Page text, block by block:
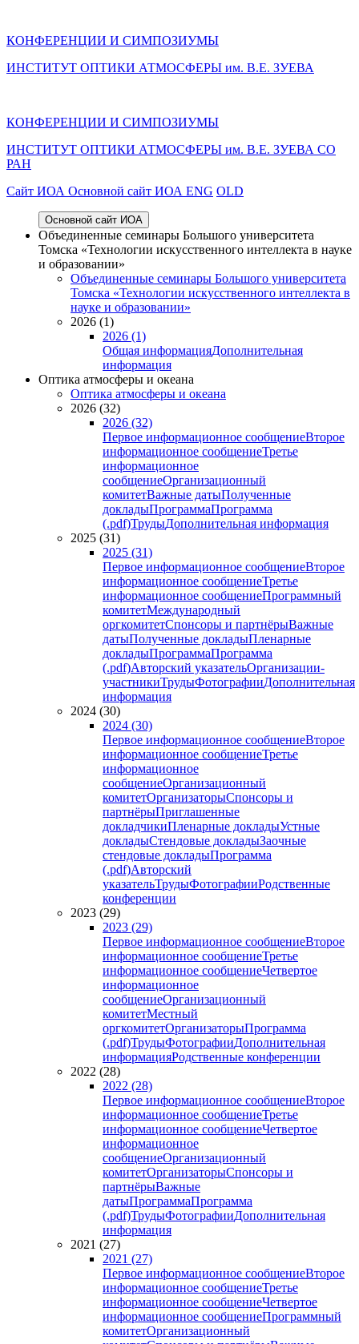
КОНФЕРЕНЦИИ И СИМПОЗИУМЫ
ИНСТИТУТ ОПТИКИ АТМОСФЕРЫ им. В.Е. ЗУЕВА
КОНФЕРЕНЦИИ И СИМПОЗИУМЫ
ИНСТИТУТ ОПТИКИ АТМОСФЕРЫ им. В.Е. ЗУЕВА СО
РАН
Cайт ИОА Основной сайт ИОА ENG OLD
Основной сайт ИОА
Объединенные семинары Большого университета
Томска «Технологии искусственного интеллекта в науке
и образовании»
Объединенные семинары Большого университета
Томска «Технологии искусственного интеллекта в
науке и образовании»
2026 (1)
2026 (1)
Общая информацияДополнительная
информация
Оптика атмосферы и океана
Оптика атмосферы и океана
2026 (32)
2026 (32)
Первое информационное сообщениеВторое
информационное сообщениеТретье
информационное
сообщениеОрганизационный
комитетВажные датыПолученные
докладыПрограммаПрограмма
(.pdf)ТрудыДополнительная информация
2025 (31)
2025 (31)
Первое информационное сообщениеВторое
информационное сообщениеТретье
информационное сообщениеПрограммный
комитетМеждународный
оргкомитетСпонсоры и партнёрыВажные
датыПолученные докладыПленарные
докладыПрограммаПрограмма
(.pdf)Авторский указательОрганизации-
участникиТрудыФотографииДополнительная
информация
2024 (30)
2024 (30)
Первое информационное сообщениеВторое
информационное сообщениеТретье
информационное
сообщениеОрганизационный
комитетОрганизаторыСпонсоры и
партнёрыПриглашенные
докладчикиПленарные докладыУстные
докладыСтендовые докладыЗаочные
стендовые докладыПрограмма
(.pdf)Авторский
указательТрудыФотографииРодственные
конференции
2023 (29)
2023 (29)
Первое информационное сообщениеВторое
информационное сообщениеТретье
информационное сообщениеЧетвертое
информационное
сообщениеОрганизационный
комитетМестный
оргкомитетОрганизаторыПрограмма
(.pdf)ТрудыФотографииДополнительная
информацияРодственные конференции
2022 (28)
2022 (28)
Первое информационное сообщениеВторое
информационное сообщениеТретье
информационное сообщениеЧетвертое
информационное
сообщениеОрганизационный
комитетОрганизаторыСпонсоры и
партнёрыВажные
датыПрограммаПрограмма
(.pdf)ТрудыФотографииДополнительная
информация
2021 (27)
2021 (27)
Первое информационное сообщениеВторое
информационное сообщениеТретье
информационное сообщениеЧетвертое
информационное сообщениеПрограммный
комитетОрганизационный